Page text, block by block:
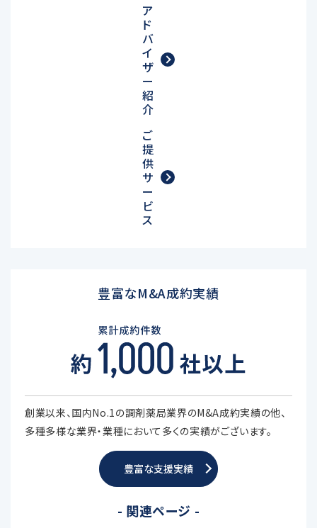
ア
ド
バ
イ
ザ
ー
紹
介
ご
提
供
サ
ー
ビ
ス
豊富なM&A成約実績
創業以来、国内No.1の調剤薬局業界のM&A成約実績の他、
多種多様な業界・業種において多くの実績がございます。
豊富な支援実績
- 関連ページ -